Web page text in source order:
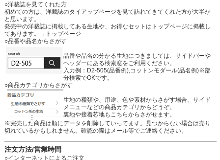
○洋裁誌を見てくれた方
初めての方は、洋裁誌のタイアップページを見て訪れてきてくれた方が大半か
と思います。
発売中の洋裁誌に掲載してある生地や、お得なセットはトップページに掲載し
てあります。
→トップページ
○品番や品名からさがす
品番や品名の分かる生地につきましては、サイドバーや
ヘッダーにある検索窓をご利用ください。
入力例：D2-505(品番例),コットンモダール(品名例)※部
分検索でOKです。
○商品カテゴリからさがす
生地の種類や、用途、色や素材からさがす場合、サイド
メニューなどの商品カテゴリからどうぞ。
裏地や接着芯地もこちらからさがせます。
※完売した商品は順にデータを削除していってます。見つからない場合は売り
切れているかもしれません。確認の際はメール等でご連絡ください。
注文方法/営業時間
○インターネットによるご注文